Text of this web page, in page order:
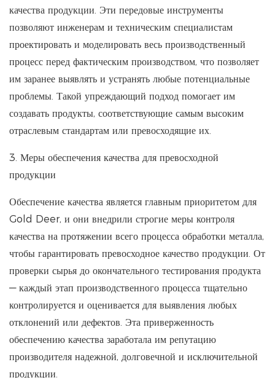
качества продукции. Эти передовые инструменты
позволяют инженерам и техническим специалистам
проектировать и моделировать весь производственный
процесс перед фактическим производством, что позволяет
им заранее выявлять и устранять любые потенциальные
проблемы. Такой упреждающий подход помогает им
создавать продукты, соответствующие самым высоким
отраслевым стандартам или превосходящие их.
3. Меры обеспечения качества для превосходной
продукции
Обеспечение качества является главным приоритетом для
Gold Deer, и они внедрили строгие меры контроля
качества на протяжении всего процесса обработки металла,
чтобы гарантировать превосходное качество продукции. От
проверки сырья до окончательного тестирования продукта
— каждый этап производственного процесса тщательно
контролируется и оценивается для выявления любых
отклонений или дефектов. Эта приверженность
обеспечению качества заработала им репутацию
производителя надежной, долговечной и исключительной
продукции.